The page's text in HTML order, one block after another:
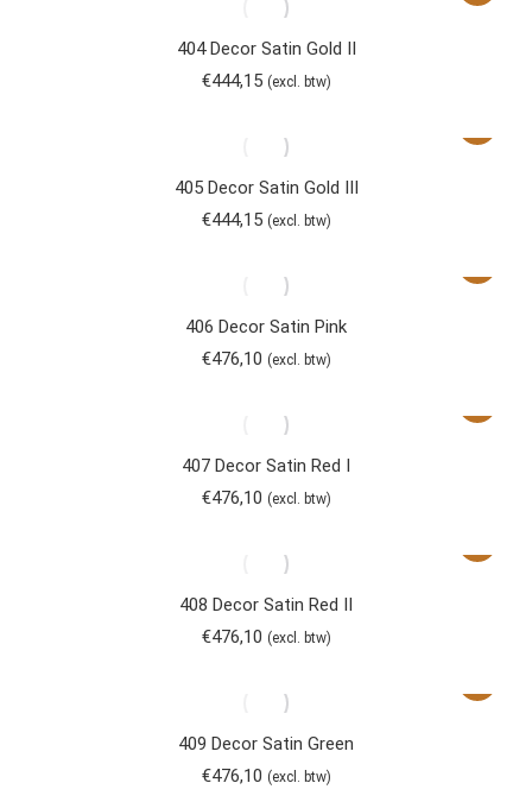
404 Decor Satin Gold II
€444,15 (excl. btw)
405 Decor Satin Gold III
€444,15 (excl. btw)
406 Decor Satin Pink
€476,10 (excl. btw)
407 Decor Satin Red I
€476,10 (excl. btw)
408 Decor Satin Red II
€476,10 (excl. btw)
409 Decor Satin Green
€476,10 (excl. btw)